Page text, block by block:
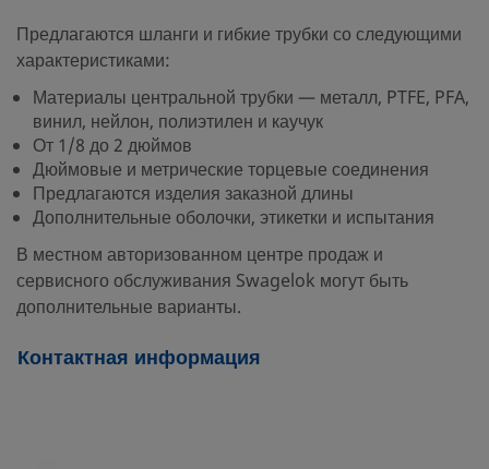
Предлагаются шланги и гибкие трубки со следующими
характеристиками:
Материалы центральной трубки — металл, PTFE, PFA,
винил, нейлон, полиэтилен и каучук
От 1/8 до 2 дюймов
Дюймовые и метрические торцевые соединения
Предлагаются изделия заказной длины
Дополнительные оболочки, этикетки и испытания
В местном авторизованном центре продаж и
сервисного обслуживания Swagelok могут быть
дополнительные варианты.
Контактная информация